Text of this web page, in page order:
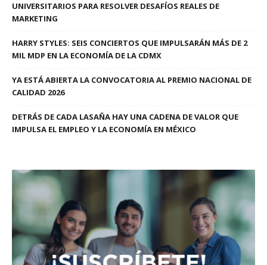
UNIVERSITARIOS PARA RESOLVER DESAFÍOS REALES DE
MARKETING
HARRY STYLES: SEIS CONCIERTOS QUE IMPULSARÁN MÁS DE 2
MIL MDP EN LA ECONOMÍA DE LA CDMX
YA ESTÁ ABIERTA LA CONVOCATORIA AL PREMIO NACIONAL DE
CALIDAD 2026
DETRÁS DE CADA LASAÑA HAY UNA CADENA DE VALOR QUE
IMPULSA EL EMPLEO Y LA ECONOMÍA EN MÉXICO